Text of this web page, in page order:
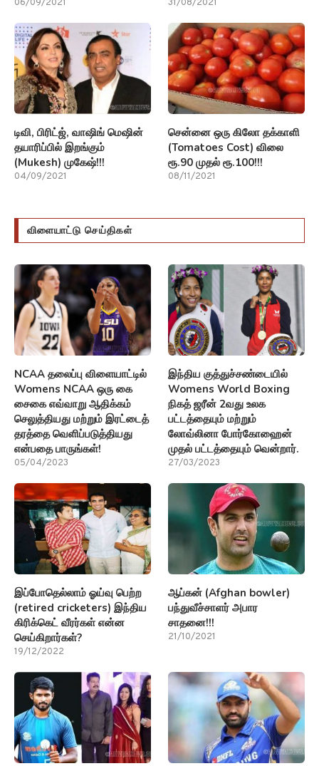
டிவி, பிரிட்ஜ், வாஷிங் மெஷின்
தயாரிப்பில் இறங்கும்
(Mukesh) முகேஷ்!!!
04/09/2021
சென்னை ஒரு கிலோ தக்காளி
(Tomatoes Cost) விலை
ரூ.90 முதல் ரூ.100!!!
08/11/2021
விளையாட்டு செய்திகள்
Womens NCAA ஒரு கை
சைகை எவ்வாறு ஆதிக்கம்
செலுத்தியது மற்றும் இரட்டைத்
தரத்தை வெளிப்படுத்தியது
என்பதை பாருங்கள்!
05/04/2023
Womens World Boxing
நிகத் ஜரீன் 2வது உலக
பட்டத்தையும் மற்றும்
லோவ்லினா போர்கோஹைன்
முதல் பட்டத்தையும் வென்றார்.
27/03/2023
இப்போதெல்லாம் ஓய்வு பெற்ற
(retired cricketers) இந்திய
கிரிக்கெட் வீரர்கள் என்ன
செய்கிறார்கள்?
19/12/2022
ஆப்கன் (Afghan bowler)
பந்துவீச்சாளர் அபார
சாதனை!!!
21/10/2021
டைரக்டர் ஷங்கரின் (Director
Shankar) மருமகன் மீது
போக்சோ பிரிவில் வழக்கு
பதிவு!
20/10/2021
கிரிக்கெட் (World Cup
cricket) போட்டிகளுக்கும்
ரோஹித் சர்மா தான் கேப்டன்!!!
29/09/2021